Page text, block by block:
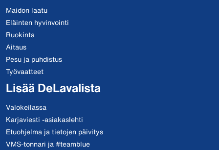
Maidon laatu
Eläinten hyvinvointi
Ruokinta
Aitaus
Pesu ja puhdistus
Työvaatteet
Lisää DeLavalista
Valokeilassa
Karjaviesti -asiakaslehti
Etuohjelma ja tietojen päivitys
VMS-tonnari ja #teamblue